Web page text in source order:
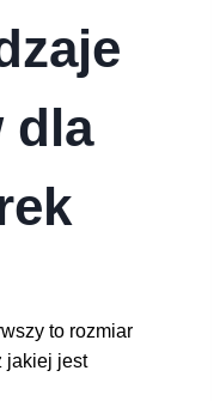
dla
to rozmiar
jakiej jest